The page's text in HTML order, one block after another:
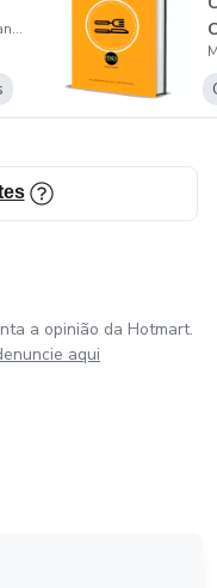
Marcelo Cabral e Wanessa Maria
a opinião da Hotmart.
aqui